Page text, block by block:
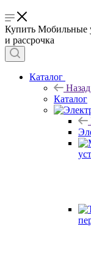
Купить Мобильные
и рассрочка
Каталог
Назад
Каталог